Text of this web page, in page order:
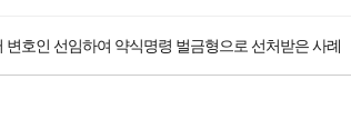
호인 선임하여 약식명령 벌금형으로 선처받은 사례